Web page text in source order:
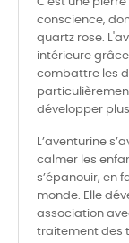
C'est une pierre
conscience,
quartz rose.
intérieure
combattre les
développer
L’aventurine
calmer les
s’épanouir, en
monde. Elle
association
traitement des